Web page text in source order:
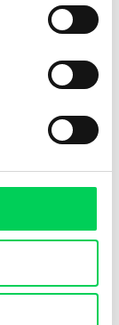
pensar
sempre